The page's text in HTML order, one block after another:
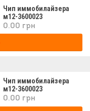
Чип иммобилайзера
м12-3600023
0.00 грн
Чип иммобилайзера
м12-3600023
0.00 грн